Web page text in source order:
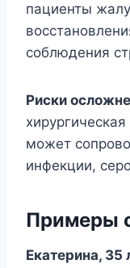
пациенты
соблюдения
Риски
может
инфекции,
Примеры
Екатерина, 35